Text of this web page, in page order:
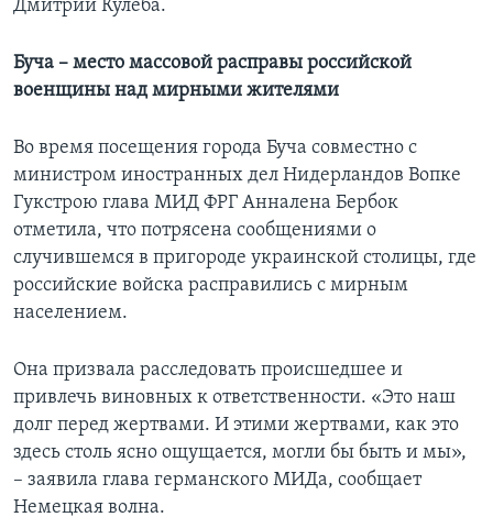
Дмитрий Кулеба.
Буча – место массовой расправы российской
военщины над мирными жителями
Во время посещения города Буча совместно с
министром иностранных дел Нидерландов Вопке
Гукстрою глава МИД ФРГ Анналена Бербок
отметила, что потрясена сообщениями о
случившемся в пригороде украинской столицы, где
российские войска расправились с мирным
населением.
Она призвала расследовать происшедшее и
привлечь виновных к ответственности. «Это наш
долг перед жертвами. И этими жертвами, как это
здесь столь ясно ощущается, могли бы быть и мы»,
– заявила глава германского МИДа, сообщает
Немецкая волна.